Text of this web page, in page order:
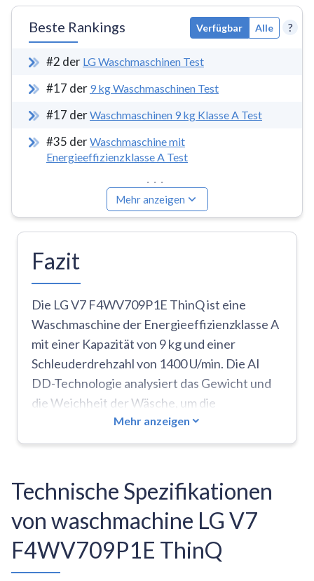
Beste Rankings Verfügbar Alle ?
#2 der LG Waschmaschinen Test
#17 der 9 kg Waschmaschinen Test
#17 derWaschmaschinen 9 kg Klasse A Test
#35 derWaschmaschine mit
Energieeffizienzklasse A Test
...
Mehr anzeigen
Fazit
Die LG V7 F4WV709P1E ThinQ ist eine
Waschmaschine der Energieeffizienzklasse A
mit einer Kapazität von 9 kg und einer
Schleuderdrehzahl von 1400 U/min. Die AI
DD-Technologie analysiert das Gewicht und
die Weichheit der Wäsche, um die
Waschbewegungen zu optimieren und 18 %
mehr Schutz für die Textilien zu bieten. Die
des Schleuderns und verfügt über
TurboWash 360° mit Hochdruckdüsen, die die
Waschzeit um bis zu 20 Minuten verkürzen.
Zu den smarten Funktionen gehören Wi-Fi,
Sprachsteuerung über Amazon Alexa oder
Mehr anzeigen
Technische Spezifikationen
von waschmachine LG V7
F4WV709P1E ThinQ